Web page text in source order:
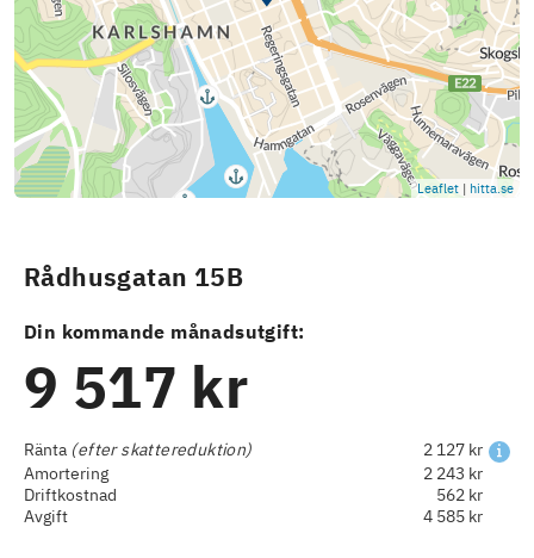
Leaflet | hitta.se
Rådhusgatan 15B
Din kommande månadsutgift:
9 517 kr
Ränta (efter skattereduktion)
2 127 kr
Amortering
2 243 kr
Driftkostnad
562 kr
Avgift
4 585 kr